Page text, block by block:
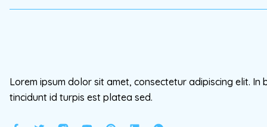
Lorem ipsum dolor sit amet, consectetur adipiscing elit. In
tincidunt id turpis est platea sed.